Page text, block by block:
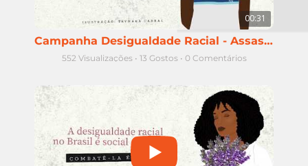
00:31
Campanha Desigualdade Racial - Assassinatos de jovens negros
552 Visualizações • 13 Gostos • 0 Comentários